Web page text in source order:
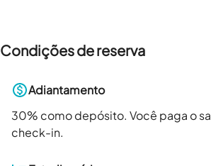
Condições de reserva
Adiantamento
30% como depósito. Você paga o
check-in.